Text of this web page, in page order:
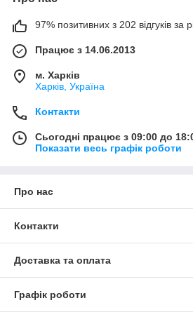
97% позитивних з 202 відгуків за
Працює з 14.06.2013
м. Харків
Харків, Україна
Контакти
Сьогодні працює з 09:00 до
Показати весь графік роботи
Про нас
Контакти
Доставка та оплата
Графік роботи